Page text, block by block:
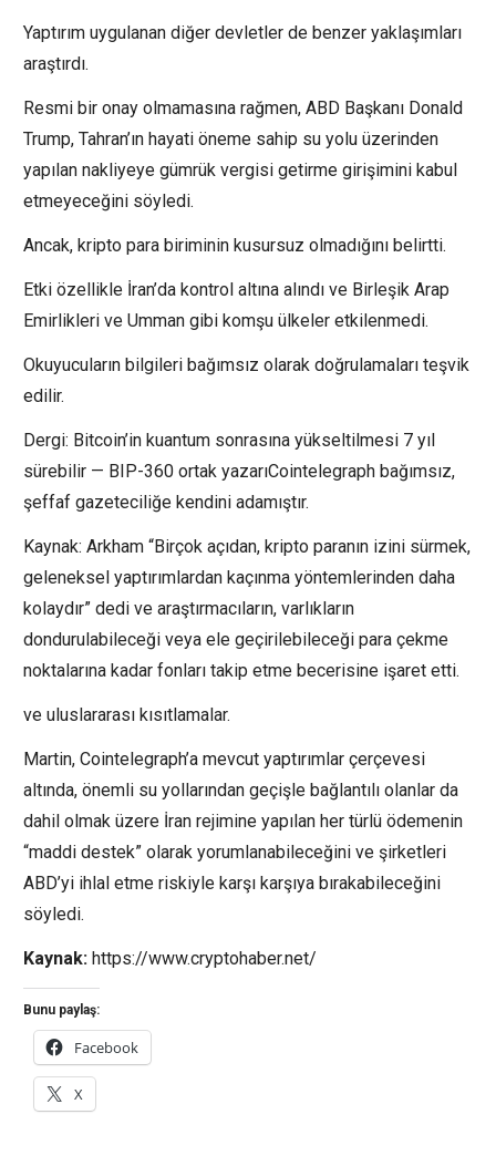
Yaptırım uygulanan diğer devletler de benzer yaklaşımları
araştırdı.
Resmi bir onay olmamasına rağmen, ABD Başkanı Donald
Trump, Tahran’ın hayati öneme sahip su yolu üzerinden
yapılan nakliyeye gümrük vergisi getirme girişimini kabul
etmeyeceğini söyledi.
Ancak, kripto para biriminin kusursuz olmadığını belirtti.
Etki özellikle İran’da kontrol altına alındı ​​ve Birleşik Arap
Emirlikleri ve Umman gibi komşu ülkeler etkilenmedi.
Okuyucuların bilgileri bağımsız olarak doğrulamaları teşvik
edilir.
Dergi: Bitcoin’in kuantum sonrasına yükseltilmesi 7 yıl
sürebilir — BIP-360 ortak yazarıCointelegraph bağımsız,
şeffaf gazeteciliğe kendini adamıştır.
Kaynak: Arkham “Birçok açıdan, kripto paranın izini sürmek,
geleneksel yaptırımlardan kaçınma yöntemlerinden daha
kolaydır” dedi ve araştırmacıların, varlıkların
dondurulabileceği veya ele geçirilebileceği para çekme
noktalarına kadar fonları takip etme becerisine işaret etti.
ve uluslararası kısıtlamalar.
Martin, Cointelegraph’a mevcut yaptırımlar çerçevesi
altında, önemli su yollarından geçişle bağlantılı olanlar da
dahil olmak üzere İran rejimine yapılan her türlü ödemenin
“maddi destek” olarak yorumlanabileceğini ve şirketleri
ABD’yi ihlal etme riskiyle karşı karşıya bırakabileceğini
söyledi.
Kaynak: https://www.cryptohaber.net/
Bunu paylaş:
Facebook
X